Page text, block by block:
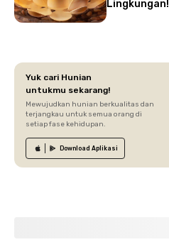
Lingkungan!
Yuk cari Hunian
untukmu sekarang!
Mewujudkan hunian berkualitas dan
terjangkau untuk semua orang di
setiap fase kehidupan.
Download Aplikasi